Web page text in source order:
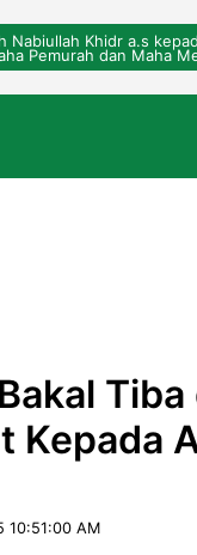
Nabiullah Khidr a.s
Pemurah dan Maha
Tiba
Kepada
10:51:00 AM